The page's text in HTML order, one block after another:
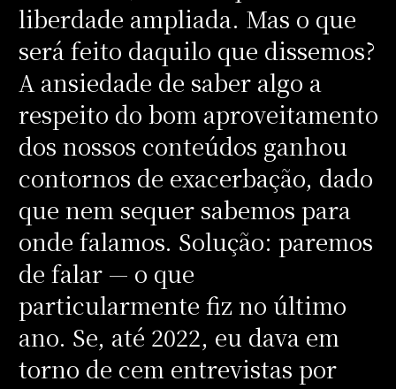
liberdade ampliada. Mas o que
será feito daquilo que dissemos?
A ansiedade de saber algo a
respeito do bom aproveitamento
dos nossos conteúdos ganhou
contornos de exacerbação, dado
que nem sequer sabemos para
onde falamos. Solução: paremos
de falar — o que
particularmente fiz no último
ano. Se, até 2022, eu dava em
torno de cem entrevistas por